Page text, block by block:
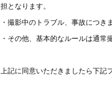
担となります。
・撮影中のトラブル、事故につき
・その他、基本的なルールは通常
上記に同意いただきましたら下記